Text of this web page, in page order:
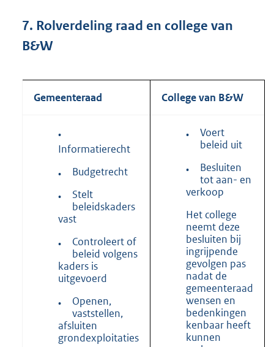
7. Rolverdeling raad en college van
B&W
Gemeenteraad College van B&W
•
Informatierecht
•
Budgetrecht
•
Stelt
beleidskaders
vast
•
Controleert of
beleid volgens
kaders is
uitgevoerd
•
Openen,
vaststellen,
afsluiten
grondexploitaties
•
Voert
beleid uit
•
Besluiten
tot aan- en
verkoop
Het college
neemt deze
besluiten bij
ingrijpende
gevolgen pas
nadat de
gemeenteraad
wensen en
bedenkingen
kenbaar heeft
kunnen